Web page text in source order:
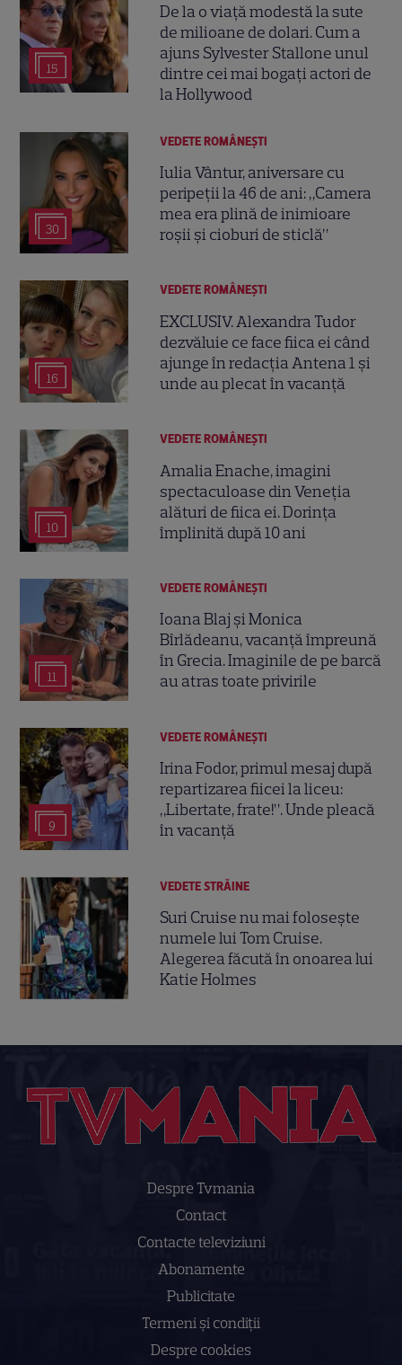
15
De la o viață modestă la sute
de milioane de dolari. Cum a
ajuns Sylvester Stallone unul
dintre cei mai bogați actori de
la Hollywood
30
VEDETE ROMÂNEŞTI
Iulia Vântur, aniversare cu
peripeții la 46 de ani: „Camera
mea era plină de inimioare
roșii și cioburi de sticlă”
16
VEDETE ROMÂNEŞTI
EXCLUSIV. Alexandra Tudor
dezvăluie ce face fiica ei când
ajunge în redacția Antena 1 și
unde au plecat în vacanță
10
VEDETE ROMÂNEŞTI
Amalia Enache, imagini
spectaculoase din Veneția
alături de fiica ei. Dorința
împlinită după 10 ani
11
VEDETE ROMÂNEŞTI
Ioana Blaj și Monica
Bîrlădeanu, vacanță împreună
în Grecia. Imaginile de pe barcă
au atras toate privirile
9
VEDETE ROMÂNEŞTI
Irina Fodor, primul mesaj după
repartizarea fiicei la liceu:
„Libertate, frate!”. Unde pleacă
în vacanță
VEDETE STRĂINE
Suri Cruise nu mai folosește
numele lui Tom Cruise.
Alegerea făcută în onoarea lui
Katie Holmes
Despre Tvmania
Contact
Contacte televiziuni
Abonamente
Publicitate
Termeni și condiții
Despre cookies